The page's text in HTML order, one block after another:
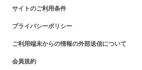
サイトのご利用条件
プライバシーポリシー
ご利用端末からの情報の外部送信について
会員規約